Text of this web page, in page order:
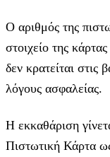
Ο αριθμός της
στοιχείο της
δεν κρατείται στις
λόγους ασφαλείας.
Η εκκαθάριση
Πιστωτική Κάρτα